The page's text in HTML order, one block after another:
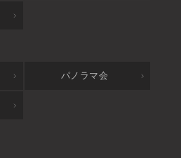
パノラマ会